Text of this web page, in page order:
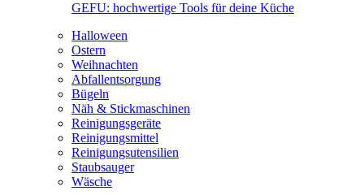
GEFU: hochwertige Tools für deine Küche
Halloween
Ostern
Weihnachten
Abfallentsorgung
Bügeln
Näh & Stickmaschinen
Reinigungsgeräte
Reinigungsmittel
Reinigungsutensilien
Staubsauger
Wäsche